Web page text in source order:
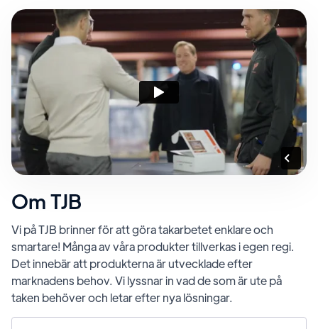
Om TJB
Vi på TJB brinner för att göra takarbetet enklare och
smartare! Många av våra produkter tillverkas i egen regi.
Det innebär att produkterna är utvecklade efter
marknadens behov. Vi lyssnar in vad de som är ute på
taken behöver och letar efter nya lösningar.